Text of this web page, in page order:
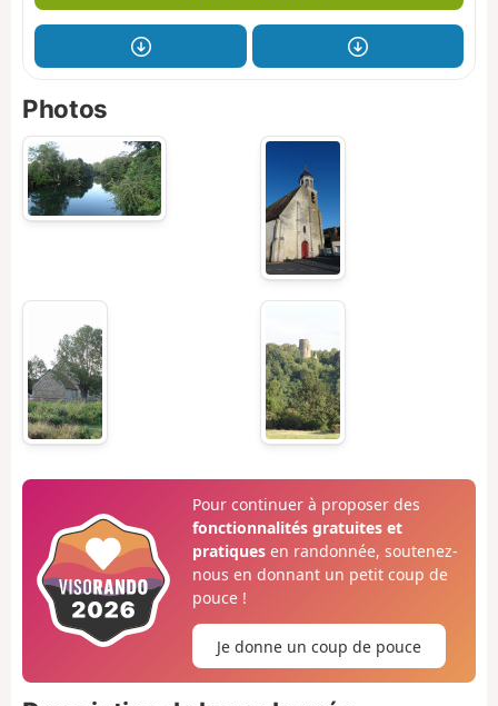
Photos
Pour continuer à proposer des
fonctionnalités gratuites et
pratiquesen randonnée, soutenez-
nous en donnant un petit coup de
pouce !
Je donne un coup de pouce